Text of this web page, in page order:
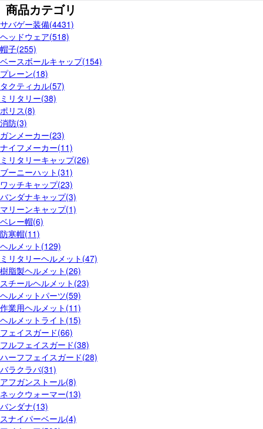
商品カテゴリ
サバゲー装備(4431)
ヘッドウェア(518)
帽子(255)
ベースボールキャップ(154)
プレーン(18)
タクティカル(57)
ミリタリー(38)
ポリス(8)
消防(3)
ガンメーカー(23)
ナイフメーカー(11)
ミリタリーキャップ(26)
ブーニーハット(31)
ワッチキャップ(23)
バンダナキャップ(3)
マリーンキャップ(1)
ベレー帽(6)
防寒帽(11)
ヘルメット(129)
ミリタリーヘルメット(47)
樹脂製ヘルメット(26)
スチールヘルメット(23)
ヘルメットパーツ(59)
作業用ヘルメット(11)
ヘルメットライト(15)
フェイスガード(66)
フルフェイスガード(38)
ハーフフェイスガード(28)
バラクラバ(31)
アフガンストール(8)
ネックウォーマー(13)
バンダナ(13)
スナイパーベール(4)